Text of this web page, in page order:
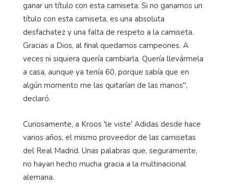
ganar un título con esta camiseta. Si no ganamos un
título con esta camiseta, es una absoluta
desfachatez y una falta de respeto a la camiseta.
Gracias a Dios, al final quedamos campeones. A
veces ni siquiera quería cambiarla. Quería llevármela
a casa, aunque ya tenía 60, porque sabía que en
algún momento me las quitarían de las manos",
declaró.
Curiosamente, a Kroos 'le viste' Adidas desde hace
varios años, el mismo proveedor de las camisetas
del Real Madrid. Unas palabras que, seguramente,
no hayan hecho mucha gracia a la multinacional
alemana.